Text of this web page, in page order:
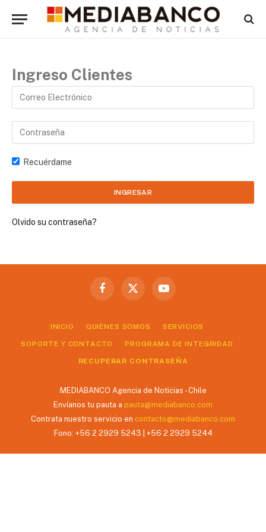
Ingreso Clientes
Recuérdame
Olvido su contraseña?
Facebook
X
YouTube
INICIO QUIÉNES SOMOS SERVICIOS
SOPORTE Y CONTACTO PROGRAMA DE INTEGRIDAD
RECUPERAR CONTRASEÑA
MEDIABANCO Agencia de Noticias - Chile
Envíanos tu pauta a pauta@mediabanco.com
Contrata nuestro servicio en contacto@mediabanco.com
Fono: +56 2 2929 5243 | +56 2 2929 5244